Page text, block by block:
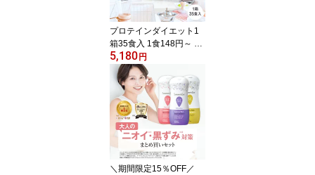
素 logi【賞味期限2027年
2月末】
プロテインダイエット1
箱35食入 1食148円～ 5
種×7袋 美ボディ タンパ
ク質 置き換えダイエット
シェイク ビタミン 食物
繊維 乳酸菌 ソイプロテ
イン 女性用 プロポリス
スムージー ピルボックス
低カロリー logi ダイエッ
ト食品
5,180 円
＼期間限定15％OFF／